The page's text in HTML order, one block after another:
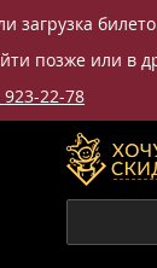
загрузка
позже или в
923-22-78